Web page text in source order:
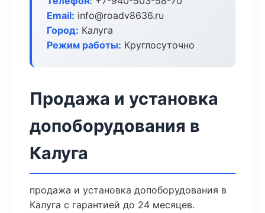
Email: info@roadv8636.ru
Город: Калуга
Режим работы: Круглосуточно
Продажа и установка
допоборудования в
Калуга
продажа и установка допоборудования в
Калуга с гарантией до 24 месяцев.